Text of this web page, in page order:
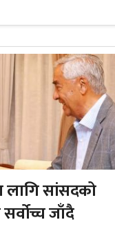
लागि सांसदको
जाँदै